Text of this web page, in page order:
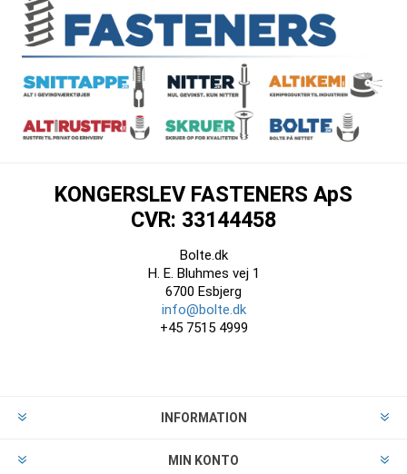
KONGERSLEV FASTENERS ApS
CVR: 33144458
Bolte.dk
H. E. Bluhmes vej 1
6700 Esbjerg
info@bolte.dk
+45 7515 4999
INFORMATION
MIN KONTO